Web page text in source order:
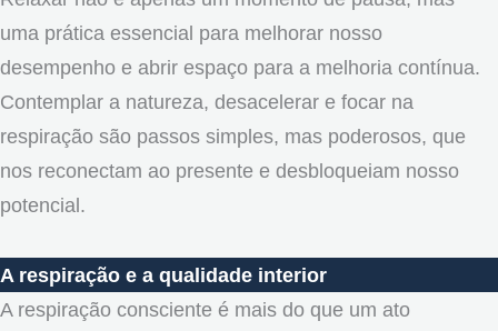
uma prática essencial para melhorar nosso
desempenho e abrir espaço para a melhoria contínua.
Contemplar a natureza, desacelerar e focar na
respiração são passos simples, mas poderosos, que
nos reconectam ao presente e desbloqueiam nosso
potencial.
A respiração e a qualidade interior
A respiração consciente é mais do que um ato